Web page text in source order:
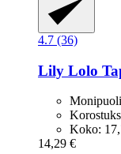
4.7 (36)
Lily Lolo
Koko:
14,29 €